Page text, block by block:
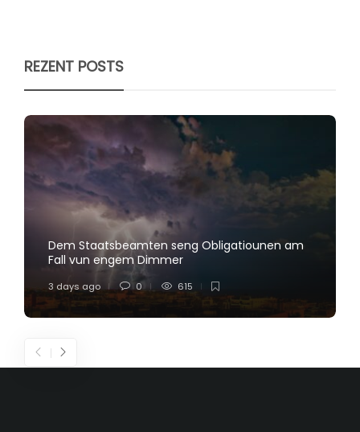
REZENT POSTS
Dem Staatsbeamten seng Obligatiounen am
Fall vun engem Dimmer
3 days ago 0 615